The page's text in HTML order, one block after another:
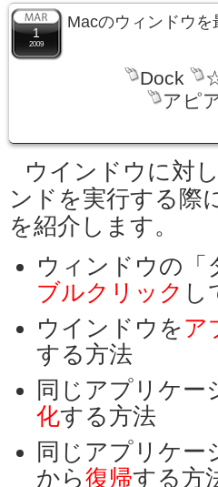
1
2009
Macのウィンドウ
Dock
アピ
ウインドウに対
ンドを実行する際
を紹介します。
ウィンドウの「
ブルクリック し
ウインドウをア
する方法
同じアプリケ
化する方法
同じアプリケー
から復帰する方